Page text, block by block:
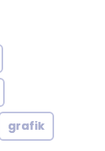
grafik